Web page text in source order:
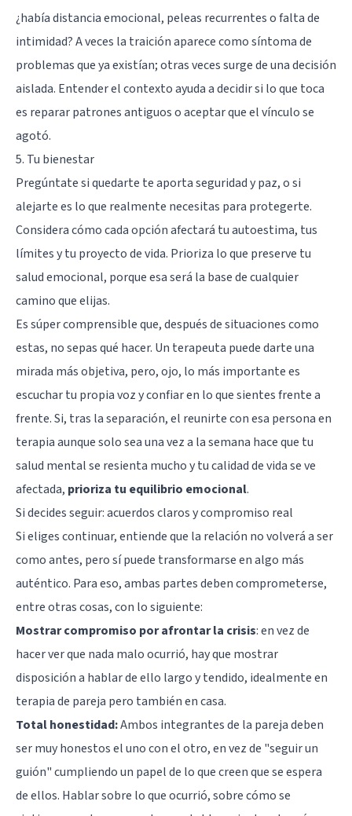
¿había distancia emocional, peleas recurrentes o falta de
intimidad? A veces la traición aparece como síntoma de
problemas que ya existían; otras veces surge de una decisión
aislada. Entender el contexto ayuda a decidir si lo que toca
es reparar patrones antiguos o aceptar que el vínculo se
agotó.
5. Tu bienestar
Pregúntate si quedarte te aporta seguridad y paz, o si
alejarte es lo que realmente necesitas para protegerte.
Considera cómo cada opción afectará tu autoestima, tus
límites y tu proyecto de vida. Prioriza lo que preserve tu
salud emocional, porque esa será la base de cualquier
camino que elijas.
Es súper comprensible que, después de situaciones como
estas, no sepas qué hacer. Un terapeuta puede darte una
mirada más objetiva, pero, ojo, lo más importante es
escuchar tu propia voz y confiar en lo que sientes frente a
frente. Si, tras la separación, el reunirte con esa persona en
terapia aunque solo sea una vez a la semana hace que tu
salud mental se resienta mucho y tu calidad de vida se ve
afectada, prioriza tu equilibrio emocional.
Si decides seguir: acuerdos claros y compromiso real
Si eliges continuar, entiende que la relación no volverá a ser
como antes, pero sí puede transformarse en algo más
auténtico. Para eso, ambas partes deben comprometerse,
entre otras cosas, con lo siguiente:
Mostrar compromiso por afrontar la crisis: en vez de
hacer ver que nada malo ocurrió, hay que mostrar
disposición a hablar de ello largo y tendido, idealmente en
terapia de pareja pero también en casa.
Total honestidad:Ambos integrantes de la pareja deben
ser muy honestos el uno con el otro, en vez de "seguir un
guión" cumpliendo un papel de lo que creen que se espera
de ellos. Hablar sobre lo que ocurrió, sobre cómo se